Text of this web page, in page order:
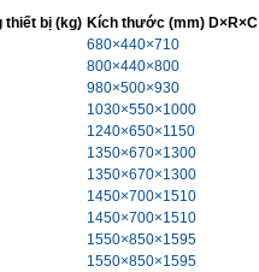
thiết bị (kg) Kích thước (mm) D×R×C
680×440×710
800×440×800
980×500×930
1030×550×1000
1240×650×1150
1350×670×1300
1350×670×1300
1450×700×1510
1450×700×1510
1550×850×1595
1550×850×1595